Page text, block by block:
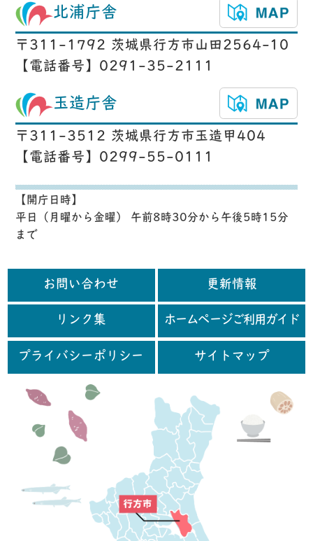
北浦庁舎
〒311-1792 茨城県行方市山田2564-10
【電話番号】0291-35-2111
玉造庁舎
〒311-3512 茨城県行方市玉造甲404
【電話番号】0299-55-0111
【開庁日時】
平日（月曜から金曜） 午前8時30分から午後5時15分
まで
お問い合わせ 更新情報
リンク集 ホームページご利用ガイド
プライバシーポリシー サイトマップ